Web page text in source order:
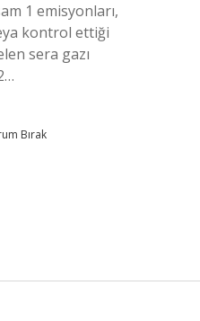
1 emisyonları,
kontrol ettiği
sera gazı
Bırak